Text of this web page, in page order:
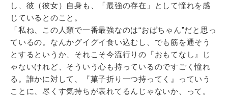
し、彼（彼女）自身も、「最強の存在」として憧れを感
じているとのこと。
「私ね、この人類で一番最強なのは“おばちゃん”だと思っ
ているの。なんかグイグイ食い込むし、でも筋を通そう
とするというか、それこそ今流行りの『おもてなし』じ
ゃないけれど、そういう心も持っているのですごく憧れ
る。誰かに対して、『菓子折り一つ持ってく』っていう
ことに、尽くす気持ちが表れてるんじゃないか、って。